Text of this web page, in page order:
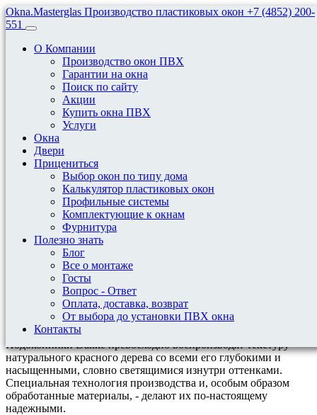
Okna.Masterglas Производство пластиковых окон +7 (4852) 200-
551
О Компании
Производство окон ПВХ
Гарантии на окна
Поиск по сайту
Акции
Купить окна ПВХ
Услуги
Окна
Двери
Прицениться
Выбор окон по типу дома
Калькулятор пластиковых окон
Профильные системы
Комплектующие к окнам
Фурнитура
Полезно знать
Блог
Все о монтаже
Госты
Вопрос - Ответ
Оплата, доставка, возврат
От выбора до установки ПВХ окна
Контакты
Продажа подоконников ПВХ
в Ярославле
Mahagony глянцевый
Mahagony глянцевый
Danke Premium
max 6000см.
Ширина:10см, 15см, 20см, 25см, 30см, 35см, 40см, 45см,
50см, 55см, 60см, 70см.
Подоконники Danke превосходно воспроизводят текстуру
натурального красного дерева со всеми его глубокими и
насыщенными, словно светящимися изнутри оттенками.
Специальная технология производства и, особым образом
обработанные материалы, - делают их по-настоящему
надежными.